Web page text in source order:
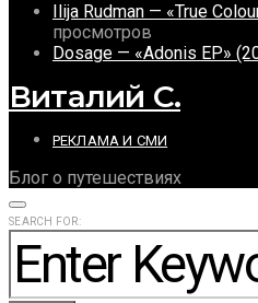
Ilija Rudman — «True
просмотров
Dosage — «Adonis EP»
Виталий С.
РЕКЛАМА И СМИ
Блог о путешествиях
SEARCH FOR: